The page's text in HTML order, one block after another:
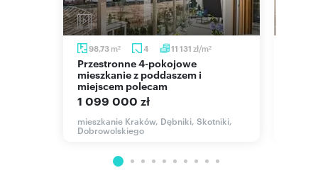
98,73 m2 4 11 131 zł/m2
Przestronne 4-pokojowe
mieszkanie z poddaszem i
miejscem polecam
1 099 000 zł
mieszkanie Kraków, Dębniki, Skotniki,
Dobrowolskiego